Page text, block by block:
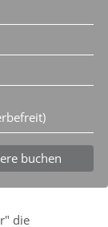
buchen
die